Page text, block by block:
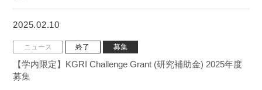
2025.02.10
ニュース 終了 募集
【学内限定】KGRI Challenge Grant (研究補助金) 2025年度
募集